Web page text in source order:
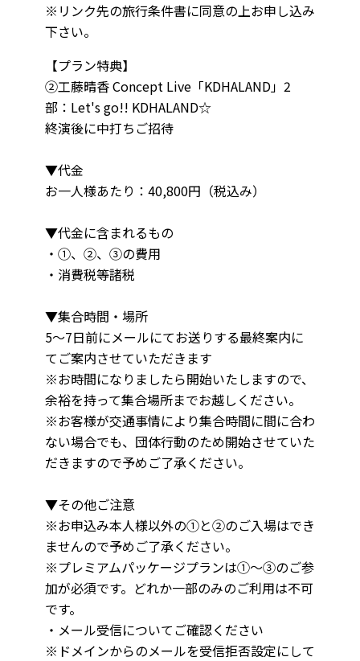
※リンク先の旅行条件書に同意の上お申し込み
下さい。
【プラン特典】
②工藤晴香 Concept Live「KDHALAND」2
部：Let's go!! KDHALAND☆
終演後に中打ちご招待
▼代金
お一人様あたり：40,800円（税込み）
▼代金に含まれるもの
・①、②、③の費用
・消費税等諸税
▼集合時間・場所
5～7日前にメールにてお送りする最終案内に
てご案内させていただきます
※お時間になりましたら開始いたしますので、
余裕を持って集合場所までお越しください。
※お客様が交通事情により集合時間に間に合わ
ない場合でも、団体行動のため開始させていた
だきますので予めご了承ください。
▼その他ご注意
※お申込み本人様以外の①と②のご入場はでき
ませんので予めご了承ください。
※プレミアムパッケージプランは①～③のご参
加が必須です。どれか一部のみのご利用は不可
です。
・メール受信についてご確認ください
※ドメインからのメールを受信拒否設定にして